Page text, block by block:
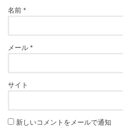
名前*
メール*
サイト
新しいコメントをメールで通知